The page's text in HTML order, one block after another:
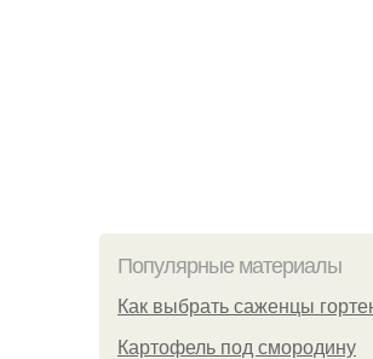
Популярные материалы
Как выбрать саженцы
Картофель под смородину